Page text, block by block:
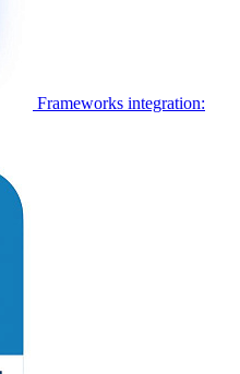
Frameworks integration: